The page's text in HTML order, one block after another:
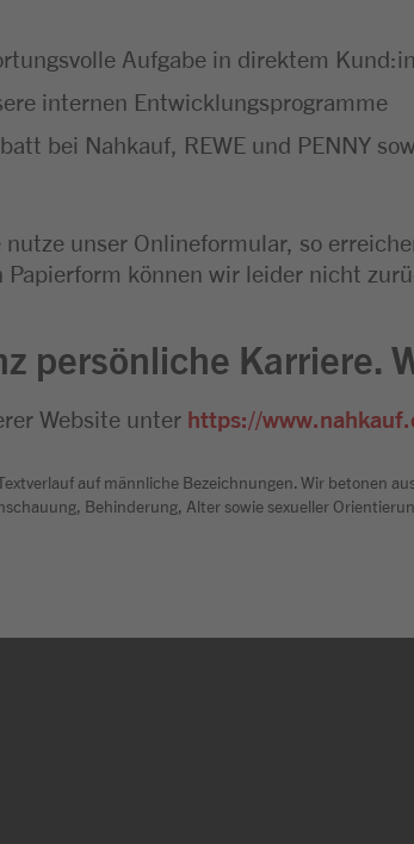
Aufgabe in direktem
internen Entwicklungsprogramme
bei Nahkauf, REWE und PENNY
unser Onlineformular, so
können wir leider nicht
persönliche Karriere.
Website unter https://
auf männliche Bezeichnungen. Wir betonen
Behinderung, Alter sowie sexueller